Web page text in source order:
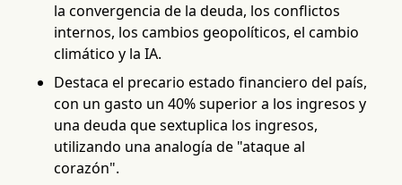
la convergencia de la deuda, los conflictos
internos, los cambios geopolíticos, el cambio
climático y la IA.
Destaca el precario estado financiero del país,
con un gasto un 40% superior a los ingresos y
una deuda que sextuplica los ingresos,
utilizando una analogía de "ataque al
corazón".